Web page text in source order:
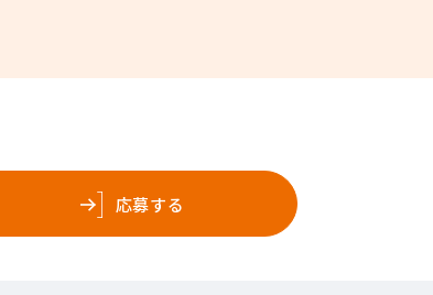
応募する